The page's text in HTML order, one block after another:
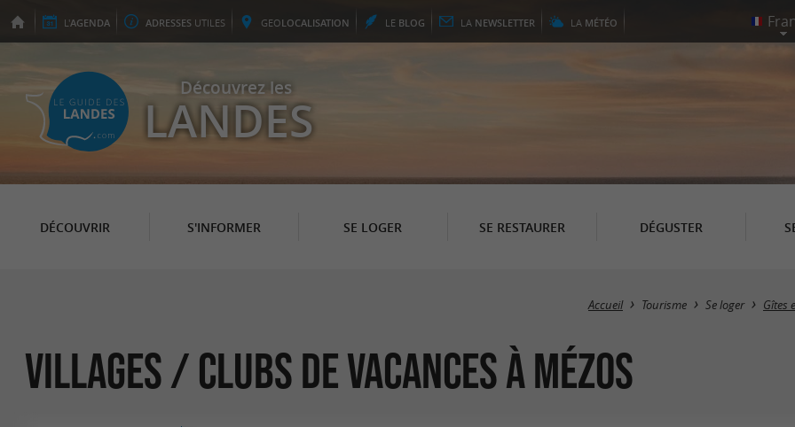
L'AGENDA ADRESSES UTILES GEOLOCALISATION LE BLOG LA NEWSLETTER LA MÉTÉO
Découvrez les
LANDES
DÉCOUVRIR S'INFORMER SE LOGER SE RESTAURER DÉGUSTER
Accueil Tourisme Se loger Gîtes
Villages / Clubs de Vacances à Mézos